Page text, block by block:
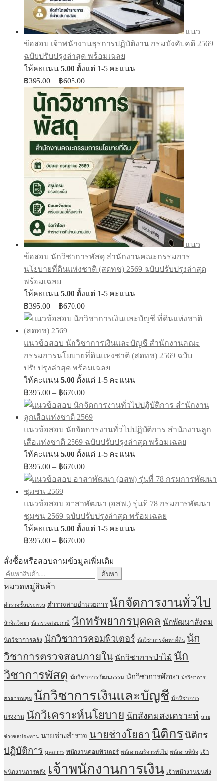
แนว
ข้อสอบ เจ้าพนักงานธุรการปฏิบัติงาน กรมบังคับคดี 2569
ฉบับปรับปรุงล่าสุด พร้อมเฉลย
ให้คะแนน 5.00 ตั้งแต่ 1-5 คะแนน
฿395.00 – ฿605.00Price
range:
฿395.00
฿605.00
แนว
ข้อสอบ นักวิชาการพัสดุ สำนักงานคณะกรรมการ
นโยบายที่ดินแห่งชาติ (สดทช) 2569 ฉบับปรับปรุงล่าสุด
พร้อมเฉลย
ให้คะแนน 5.00 ตั้งแต่ 1-5 คะแนน
฿395.00 – ฿670.00Price
฿395.00
฿670.00
แนวข้อสอบ นักวิชาการเงินและบัญชี สำนักงานคณะ
กรรมการนโยบายที่ดินแห่งชาติ (สดทช) 2569 ฉบับ
ปรับปรุงล่าสุด พร้อมเฉลย
ให้คะแนน 5.00 ตั้งแต่ 1-5 คะแนน
฿395.00 – ฿670.00Price
฿395.00
through
฿670.00
แนวข้อสอบ นักจัดการงานทั่วไปปฏิบัติการ สำนักงานลูก
เสือแห่งชาติ 2569 ฉบับปรับปรุงล่าสุด พร้อมเฉลย
ให้คะแนน 5.00 ตั้งแต่ 1-5 คะแนน
฿395.00 – ฿670.00Price
฿395.00
฿670.00
แนวข้อสอบ อาสาพัฒนา (อสพ.) รุ่นที่ 78 กรมการพัฒนา
ชุมชน 2569 ฉบับปรับปรุงล่าสุด พร้อมเฉลย
ให้คะแนน 5.00 ตั้งแต่ 1-5 คะแนน
฿395.00 – ฿670.00Price
฿395.00
through
฿670.00
สั่งซื้อหรือสอบถามข้อมูลเพิ่มเติม
ค้นหา:
ค้นหา
หมวดหมู่สินค้า
ตำรวจชั้นประทวน ตำรวจสายอำนวยการ นักจัดการงานทั่วไป
นักจิตวิทยา นักตรวจสอบภาษี นักทรัพยากรบุคคล นักพัฒนาสังคม
นักวิชาการคลัง นักวิชาการคอมพิวเตอร์ นักวิชาการจัดหาที่ดิน นัก
วิชาการตรวจสอบภายใน นักวิชาการป่าไม้ นัก
วิชาการพัสดุ นักวิชาการวัฒนธรรม นักวิชาการศึกษา นักวิชาการ
สาธารณสุข นักวิชาการเงินและบัญชี นักวิชาการ
แรงงาน นักวิเคราะห์นโยบาย นักสังคมสงเคราะห์ นาย
ช่างชลประทาน นายช่างสำรวจ นายช่างโยธา นิติกร นิติกร
ปฏิบัติการ บุคลากร พนักงานคอมพิวเตอร์ พนักงานบริหารทั่วไป พนักงานพินิจ เจ้า
พนักงานการคลัง เจ้าพนักงานการเงิน เจ้าพนักงานขนส่ง